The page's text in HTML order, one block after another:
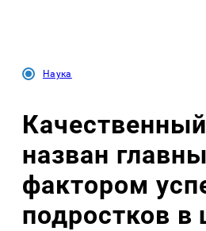
Наука
назван
фактором
подростков в